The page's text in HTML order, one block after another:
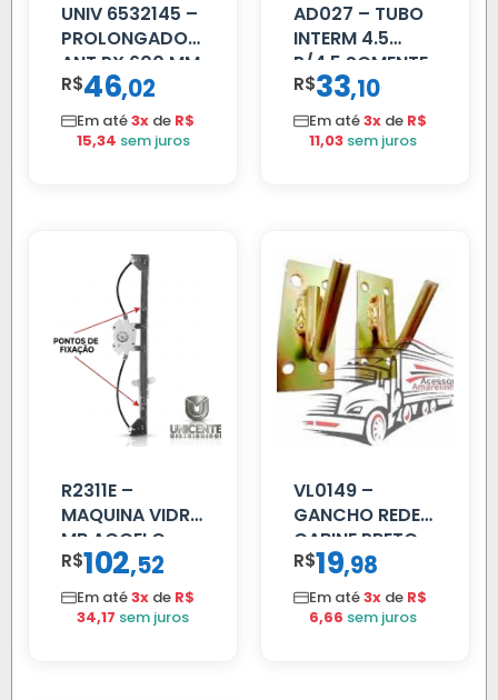
UNIV 6532145 –
PROLONGADOR
ANT PX 600 MM
FIBRA PRETA
R$46,02
Em até3x de R$
15,34 sem juros
AD027 – TUBO
INTERM 4.5
P/4.5 SOMENTE
PROLONGADOR
R$33,10
Em até3x de R$
11,03 sem juros
R2311E –
MAQUINA VIDRO
MB ACCELO
2002 ATE 2011
S/MOTOR LE
R$102,52
Em até3x de R$
34,17 sem juros
VL0149 –
GANCHO REDE
CABINE PRETO
R$19,98
Em até3x de R$
6,66 sem juros